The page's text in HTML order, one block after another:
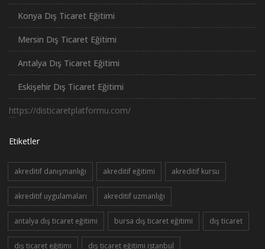
Konya Dış Ticaret Eğitimi
Mersin Dış Ticaret Eğitimi
Antalya Dış Ticaret Eğitimi
Eskişehir Dış Ticaret Eğitimi
https://disticaretplatformu.com/
Etiketler
akreditif danışmanlığı akreditif eğitimi akreditif kursu
akreditif uygulamaları akreditif uzmanlığı
antalya dış ticaret eğitimi bursa dış ticaret eğitimi dış ticaret
dış ticaret eğitimi dış ticaret eğitimi istanbul